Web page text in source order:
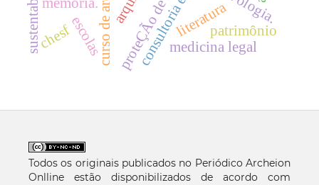
literatura
escolas medicina legal
chesf patrimônio
Todos os originais publicados no Periódico Archeion
Onlline estão disponibilizados de acordo com